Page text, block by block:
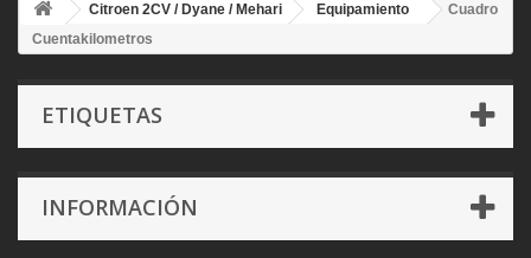
Citroen 2CV / Dyane / Mehari Equipamiento
Cuadro
Cuentakilometros
ETIQUETAS
INFORMACIÓN